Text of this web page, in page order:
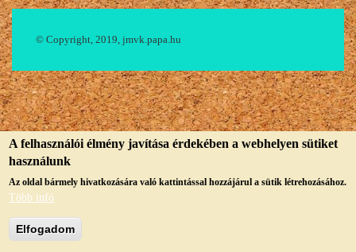
© Copyright, 2019, jmvk.papa.hu
A felhasználói élmény javítása érdekében a webhelyen sütiket
használunk
Az oldal bármely hivatkozására való kattintással hozzájárul a sütik létrehozásához.
Több infó
Elfogadom